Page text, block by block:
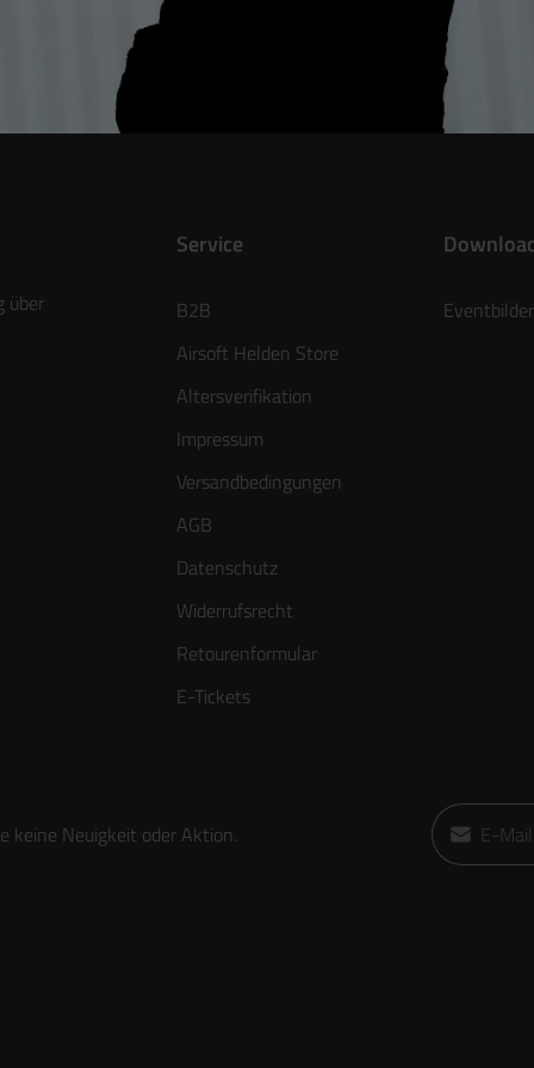
keine Neuigkeit oder Aktion.
E-Mail-
über
Service
B2B
Airsoft Helden Store
Altersverifikation
Impressum
Versandbedingungen
AGB
Datenschutz
Widerrufsrecht
Retourenformular
E-Tickets
Eventbilder